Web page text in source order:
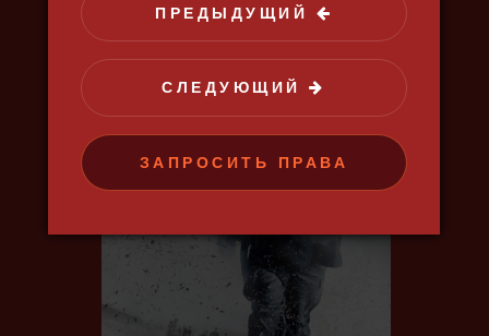
ПРЕДЫДУЩИЙ
СЛЕДУЮЩИЙ
ЗАПРОСИТЬ ПРАВА